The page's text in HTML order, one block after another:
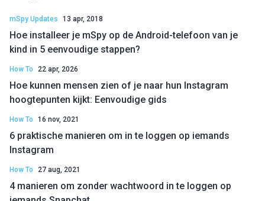
mSpy Updates 13 apr, 2018
Hoe installeer je mSpy op de Android-telefoon van je
kind in 5 eenvoudige stappen?
How To 22 apr, 2026
Hoe kunnen mensen zien of je naar hun Instagram
hoogtepunten kijkt: Eenvoudige gids
How To 16 nov, 2021
6 praktische manieren om in te loggen op iemands
Instagram
How To 27 aug, 2021
4 manieren om zonder wachtwoord in te loggen op